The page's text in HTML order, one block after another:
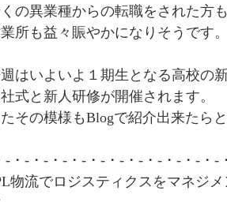
の異業種からの転職をされた方
所も益々賑やかになりそうです
はいよいよ１期生となる高校の
社式と新人研修が開催されます。
たその模様もBlogで紹介出来たら
-・-・-・-・-・-・-・-・-・-・-・-
物流でロジスティクスをマネジ